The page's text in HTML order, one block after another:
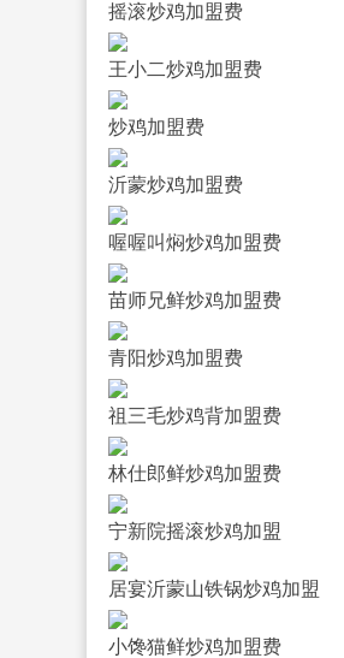
摇滚炒鸡加盟费
王小二炒鸡加盟费
炒鸡加盟费
沂蒙炒鸡加盟费
喔喔叫焖炒鸡加盟费
苗师兄鲜炒鸡加盟费
青阳炒鸡加盟费
祖三毛炒鸡背加盟费
林仕郎鲜炒鸡加盟费
宁新院摇滚炒鸡加盟
居宴沂蒙山铁锅炒鸡加盟
小馋猫鲜炒鸡加盟费